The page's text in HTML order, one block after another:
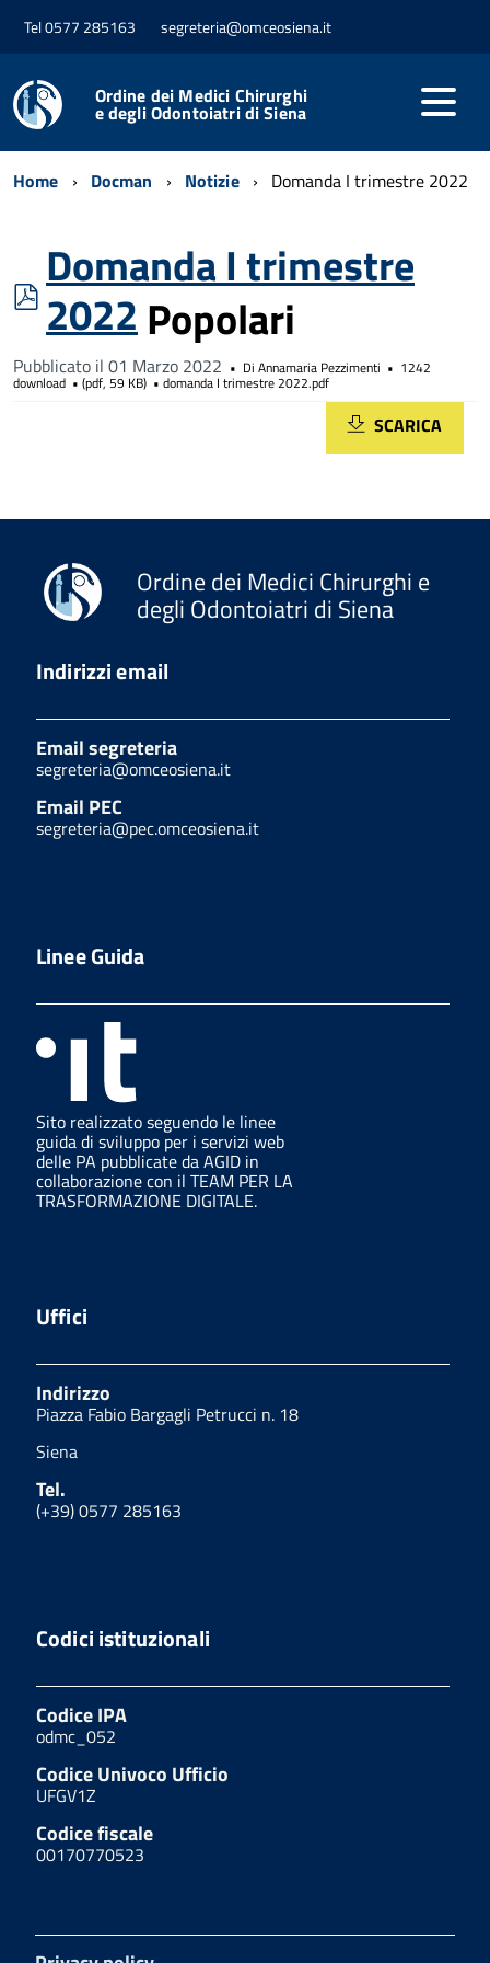
Tel 0577 285163 segreteria@omceosiena.it
Ordine dei Medici Chirurghi
e degli Odontoiatri di Siena
Home Docman Notizie Domanda I trimestre 2022
pdf
Domanda I trimestre
2022Popolari
Pubblicato il 01 Marzo 2022 Di Annamaria Pezzimenti 1242
download (pdf, 59 KB) domanda I trimestre 2022.pdf
SCARICA
Ordine dei Medici Chirurghi e
degli Odontoiatri di Siena
Indirizzi email
Email segreteria
segreteria@omceosiena.it
Email PEC
segreteria@pec.omceosiena.it
Linee Guida
Sito realizzato seguendo le linee
guida di sviluppo per i servizi web
delle PA pubblicate da AGID in
collaborazione con il TEAM PER LA
TRASFORMAZIONE DIGITALE.
Uffici
Indirizzo
Piazza Fabio Bargagli Petrucci n. 18
Siena
Tel.
(+39) 0577 285163
Codici istituzionali
Codice IPA
odmc_052
Codice Univoco Ufficio
UFGV1Z
Codice fiscale
00170770523